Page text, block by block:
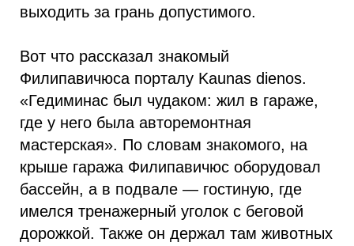
выходить за грань допустимого.
Вот что рассказал знакомый
Филипавичюса порталу Kaunas dienos.
«Гедиминас был чудаком: жил в гараже,
где у него была авторемонтная
мастерская». По словам знакомого, на
крыше гаража Филипавичюс оборудовал
бассейн, а в подвале — гостиную, где
имелся тренажерный уголок с беговой
дорожкой. Также он держал там животных